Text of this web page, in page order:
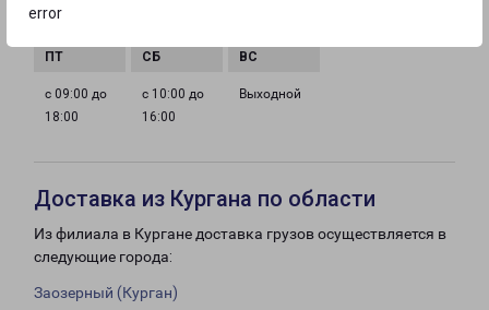
error
18:00
с 09:00 до
18:00
с 10:00 до
16:00
Выходной
Доставка из Кургана по области
Из филиала в Кургане доставка грузов осуществляется в
следующие города:
Заозерный (Курган)